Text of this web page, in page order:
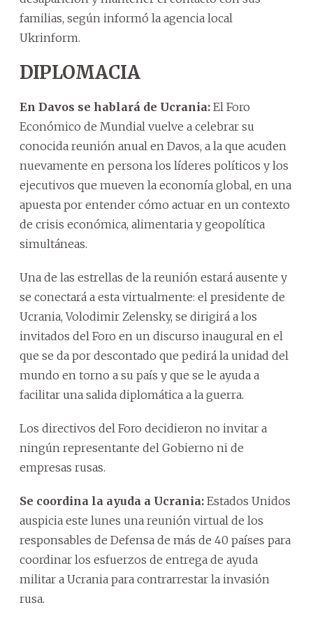
familias, según informó la agencia local
Ukrinform.
DIPLOMACIA
En Davos se hablará de Ucrania: El Foro
Económico de Mundial vuelve a celebrar su
conocida reunión anual en Davos, a la que acuden
nuevamente en persona los líderes políticos y los
ejecutivos que mueven la economía global, en una
apuesta por entender cómo actuar en un contexto
de crisis económica, alimentaria y geopolítica
simultáneas.
Una de las estrellas de la reunión estará ausente y
se conectará a esta virtualmente: el presidente de
Ucrania, Volodimir Zelensky, se dirigirá a los
invitados del Foro en un discurso inaugural en el
que se da por descontado que pedirá la unidad del
mundo en torno a su país y que se le ayuda a
facilitar una salida diplomática a la guerra.
Los directivos del Foro decidieron no invitar a
ningún representante del Gobierno ni de
empresas rusas.
Se coordina la ayuda a Ucrania: Estados Unidos
auspicia este lunes una reunión virtual de los
responsables de Defensa de más de 40 países para
coordinar los esfuerzos de entrega de ayuda
militar a Ucrania para contrarrestar la invasión
rusa.